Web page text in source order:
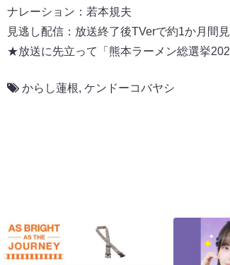
ナレーション：若本規夫
見逃し配信：放送終了後TVerで約1か月間
★放送に先立って「熊本ラーメン総選挙
からし蓮根, ケンドーコバヤシ